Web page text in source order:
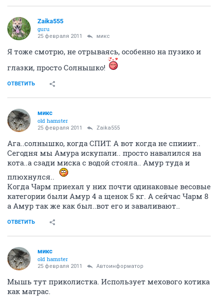
Zaika555
guru
25 февраля 2011 микс
Я тоже смотрю, не отрываясь, особенно на пузико и
глазки, просто Солнышко!
ОТВЕТИТЬ
микс
old hamster
25 февраля 2011 Zaika555
Ага..солнышко, когда СПИТ. А вот когда не спииит..
Сегодня мы Амура искупали.. просто навалился на
кота..а сзади миска с водой стояла.. Амур туда и
плюхнулся..
Когда Чарм приехал у них почти одинаковые весовые
категории были Амур 4 а щенок 5 кг. А сейчас Чарм 8
а Амур так же как был..вот его и заваливают..
ОТВЕТИТЬ
микс
old hamster
25 февраля 2011 Автоинформатор
Мышь тут приколистка. Использует мехового котика
как матрас.